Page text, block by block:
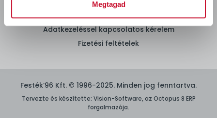
Megtagad
Adatvédelmi nyilatkozat
Adatkezeléssel kapcsolatos kérelem
Fizetési feltételek
Festék’96 Kft. © 1996-2025. Minden jog fenntartva.
Tervezte és készítette: Vision-Software, az Octopus 8 ERP
forgalmazója.